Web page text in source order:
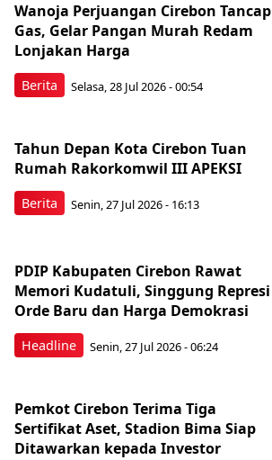
Berita
Wanoja Perjuangan Cirebon Tancap
Gas, Gelar Pangan Murah Redam
Lonjakan Harga
Selasa, 28 Jul 2026 - 00:54
Berita
Tahun Depan Kota Cirebon Tuan
Rumah Rakorkomwil III APEKSI
Senin, 27 Jul 2026 - 16:13
Headline
PDIP Kabupaten Cirebon Rawat
Memori Kudatuli, Singgung Represi
Orde Baru dan Harga Demokrasi
Senin, 27 Jul 2026 - 06:24
Pemkot Cirebon Terima Tiga
Sertifikat Aset, Stadion Bima Siap
Ditawarkan kepada Investor